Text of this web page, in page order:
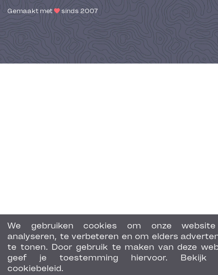
We gebruiken cookies om onze
analyseren, te verbeteren en om elders
te tonen. Door gebruik te maken van deze
geef je toestemming hiervoor. Bekijk
cookiebeleid.
Gemaakt met sinds 2007